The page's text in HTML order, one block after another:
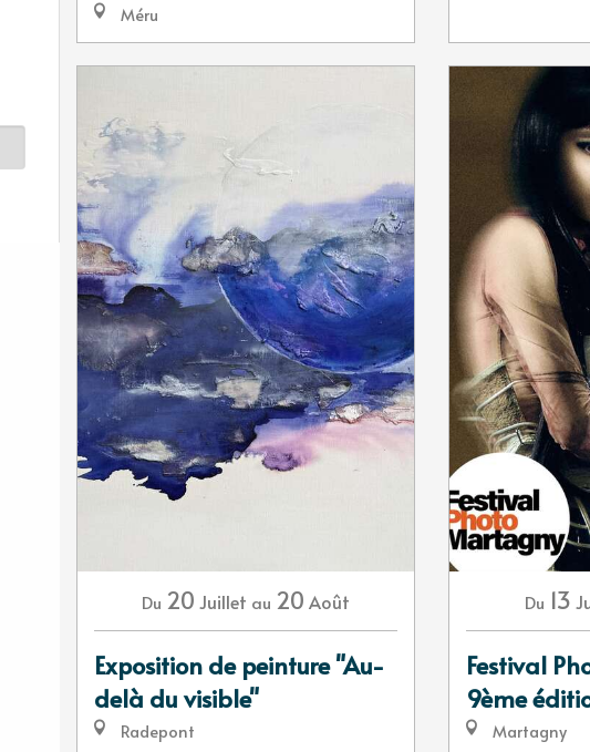
Méru
Du 20 Juillet au 20 Août
Exposition de peinture "Au-
delà du visible"
Radepont
Du 13
Festival
9ème
Martagny